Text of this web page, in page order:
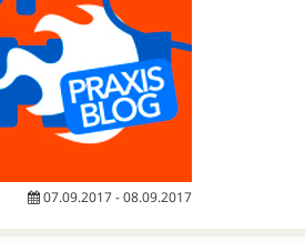
07.09.2017 - 08.09.2017